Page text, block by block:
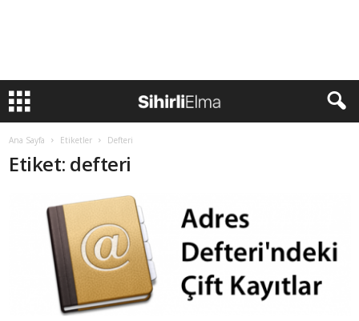
Ana Sayfa Etiketler Defteri
Etiket: defteri